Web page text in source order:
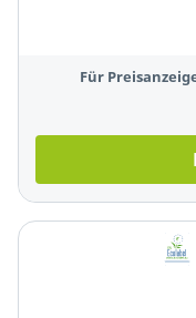
Für